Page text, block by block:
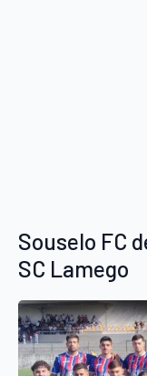
Souselo FC
SC Lamego